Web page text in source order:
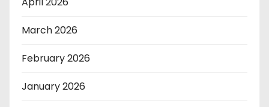
March 2026
February 2026
January 2026